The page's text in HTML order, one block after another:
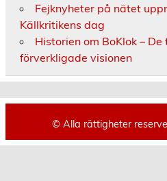
Fejknyheter på nätet
Källkritikens dag
Historien om BoKlok –
förverkligade visionen
© Alla rättigheter